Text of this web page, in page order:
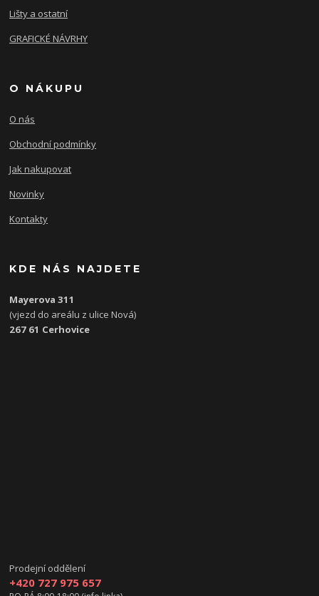
Lišty a ostatní
GRAFICKÉ NÁVRHY
O NÁKUPU
O nás
Obchodní podmínky
Jak nakupovat
Novinky
Kontakty
KDE NÁS NAJDETE
Mayerova 311
(vjezd do areálu z ulice Nová)
267 61 Cerhovice
Prodejní oddělení
+420 727 975 657